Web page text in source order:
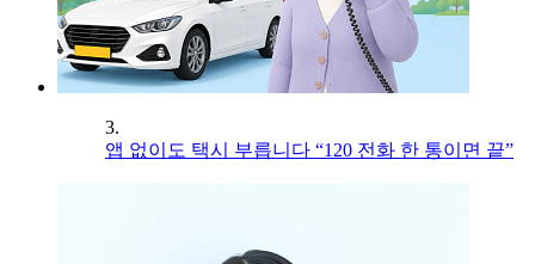
3.
앱 없이도 택시 부릅니다 “120 전화 한 통이면 끝”